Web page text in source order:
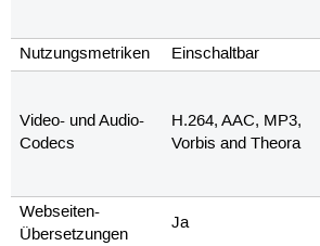
Nutzungsmetriken Einschaltbar
Video- und Audio-
Codecs
H.264, AAC, MP3,
Vorbis and Theora
Webseiten-
Übersetzungen
Ja